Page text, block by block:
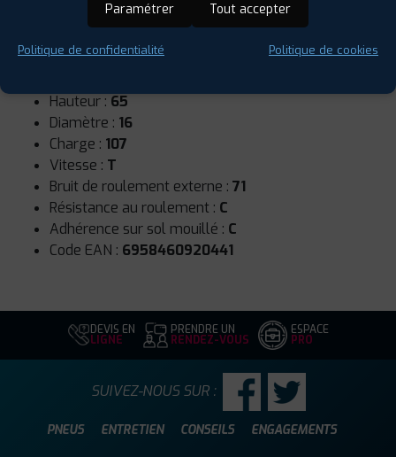
Runflat :Non
Hauteur : 65
Diamètre : 16
Charge : 107
Vitesse : T
Bruit de roulement externe : 71
Résistance au roulement : C
Adhérence sur sol mouillé : C
Code EAN : 6958460920441
DEVIS EN
LIGNE
PRENDRE UN
RENDEZ-VOUS
ESPACE
PRO
PNEUS ENTRETIEN CONSEILS ENGAGEMENTS
SUIVEZ-NOUS SUR :
Paramétrer Tout accepter
Politique de confidentialité Politique de cookies